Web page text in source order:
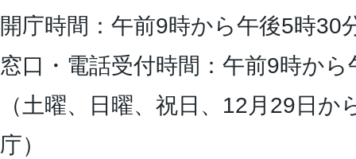
開庁時間：午前9時から午後5時30
窓口・電話受付時間：午前9時か
（土曜、日曜、祝日、12月29日
庁）